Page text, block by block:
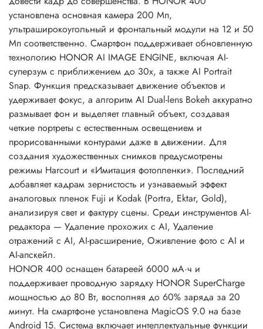
установлена основная камера 200 Мп,
ультраширокоугольный и фронтальный модули на 12 и 50
Мп соответственно. Смартфон поддерживает обновленную
технологию HONOR AI IMAGE ENGINE, включая AI-
суперзум с приближением до 30x, а также AI Portrait
Snap. Функция предсказывает движение объектов и
удерживает фокус, а алгоритм AI Dual-lens Bokeh аккуратно
размывает фон и выделяет главный объект, создавая
четкие портреты с естественным освещением и
прорисованными контурами даже в движении. Для
создания художественных снимков предусмотрены
режимы Harcourt и «Имитация фотопленки». Последний
добавляет кадрам зернистость и узнаваемый эффект
аналоговых пленок Fuji и Kodak (Portra, Ektar, Gold),
анализируя свет и фактуру сцены. Среди инструментов AI-
редактора — Удаление прохожих с AI, Удаление
отражений с AI, AI-расширение, Оживление фото с AI и
AI-апскейл.
HONOR 400 оснащен батареей 6000 мА·ч и
поддерживает проводную зарядку HONOR SuperCharge
мощностью до 80 Вт, восполняя до 60% заряда за 20
минут. На смартфоне установлена MagicOS 9.0 на базе
Android 15. Система включает интеллектуальные функции